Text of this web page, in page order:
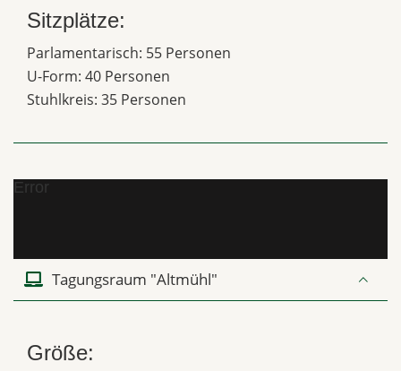
Sitzplätze:
Parlamentarisch: 55 Personen
U-Form: 40 Personen
Stuhlkreis: 35 Personen
Error
Tagungsraum "Altmühl"
Größe: